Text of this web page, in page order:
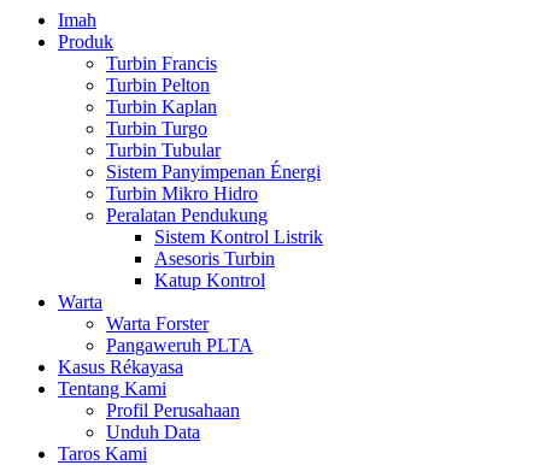
Imah
Produk
Turbin Francis
Turbin Pelton
Turbin Kaplan
Turbin Turgo
Turbin Tubular
Sistem Panyimpenan Énergi
Turbin Mikro Hidro
Peralatan Pendukung
Sistem Kontrol Listrik
Asesoris Turbin
Katup Kontrol
Warta
Warta Forster
Pangaweruh PLTA
Kasus Rékayasa
Tentang Kami
Profil Perusahaan
Unduh Data
Taros Kami